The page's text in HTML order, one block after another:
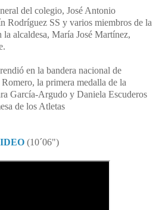
del colegio, José Antonio
Rodríguez SS y varios miembros de la
alcaldesa, María José Martínez,
en la bandera nacional de
la primera medalla de la
García-Argudo y Daniela Escuderos
de los Atletas
(10´06")